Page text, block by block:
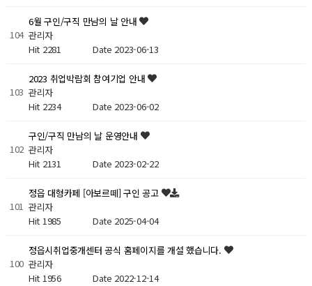
104
6월 구인/구직 만남의 날 안내
관리자
Hit 2281 Date 2023-06-13
103
2023 취업박람회 참여기업 안내
관리자
Hit 2234 Date 2023-06-02
102
구인/구직 만남의 날 운영안내
관리자
Hit 2131 Date 2023-02-22
101
정읍 대형카페 [아보르떼] 구인 공고
관리자
Hit 1985 Date 2025-04-04
100
정읍시취업중개센터 공식 홈페이지를 개설 했습니다.
관리자
Hit 1956 Date 2022-12-14